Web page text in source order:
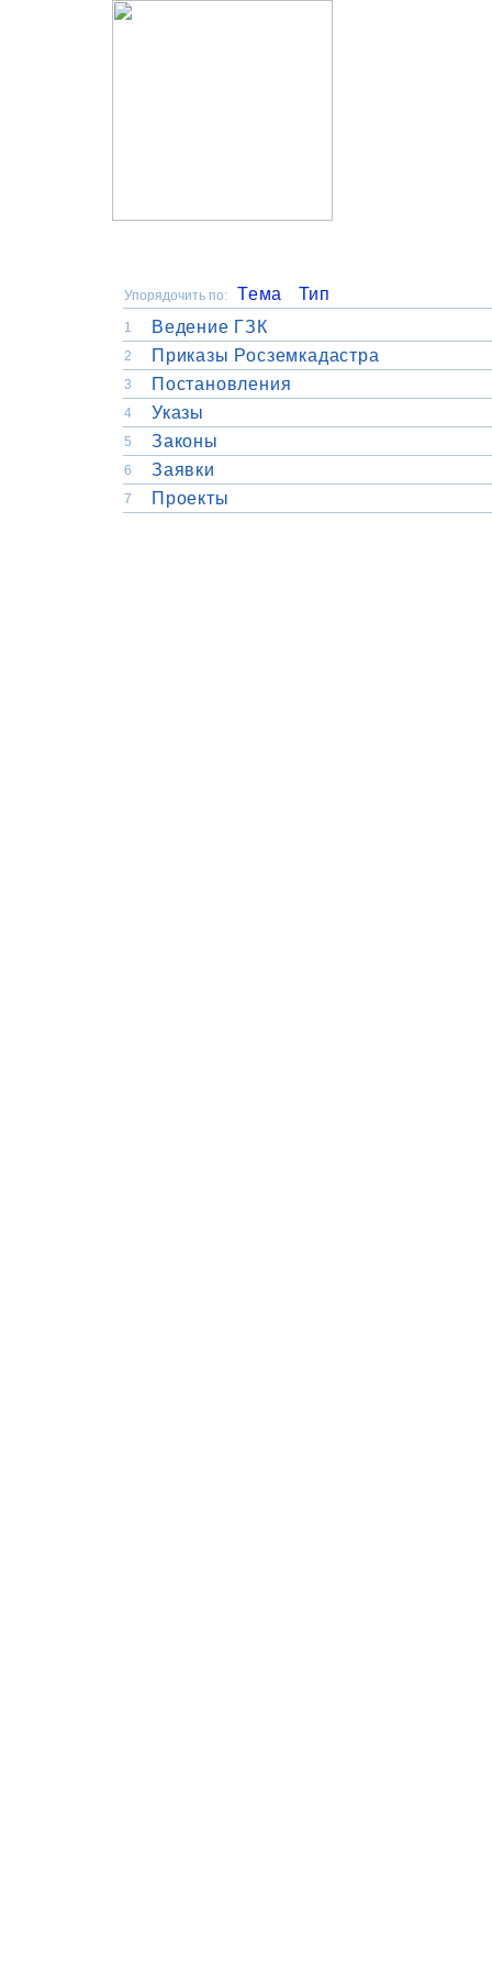
Упорядочить по: Тема Тип
1 Ведение ГЗК
2 Приказы Росземкадастра
3 Постановления
4 Указы
5 Законы
6 Заявки
7 Проекты